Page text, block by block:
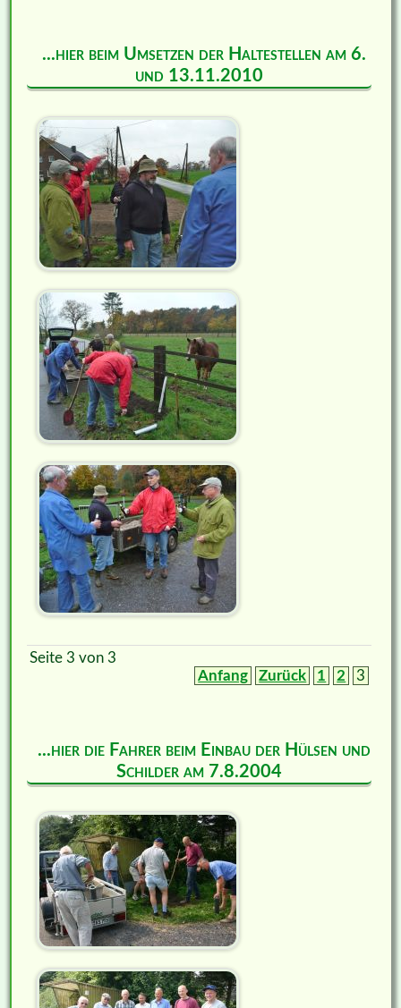
...hier beim Umsetzen der Haltestellen am 6.
und 13.11.2010
Seite 3 von 3
Anfang
Zurück 1 2 3
...hier die Fahrer beim Einbau der Hülsen und
Schilder am 7.8.2004